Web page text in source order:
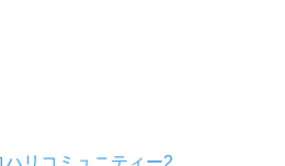
ハリコミュニティー2